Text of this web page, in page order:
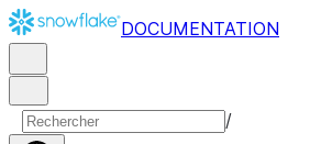
DOCUMENTATION
/